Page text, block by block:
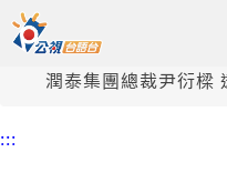
中央內容區塊
頭頁
潤泰集團總裁尹衍樑
:::